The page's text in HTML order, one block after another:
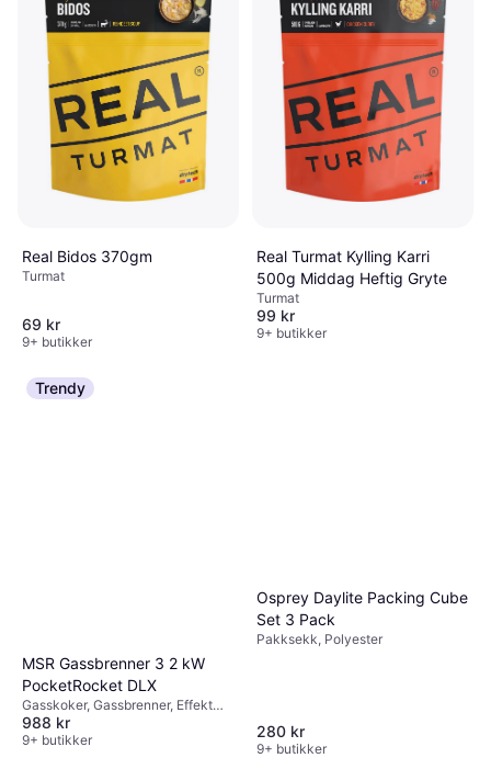
Real Bidos 370gm
Turmat
69 kr
9+ butikker
Real Turmat Kylling Karri
500g Middag Heftig Gryte
Turmat
99 kr
9+ butikker
Trendy
MSR Gassbrenner 3 2 kW
PocketRocket DLX
Gasskoker, Gassbrenner, Effekt
3200W, Aluminium
988 kr
9+ butikker
Osprey Daylite Packing Cube
Set 3 Pack
Pakksekk, Polyester
280 kr
9+ butikker